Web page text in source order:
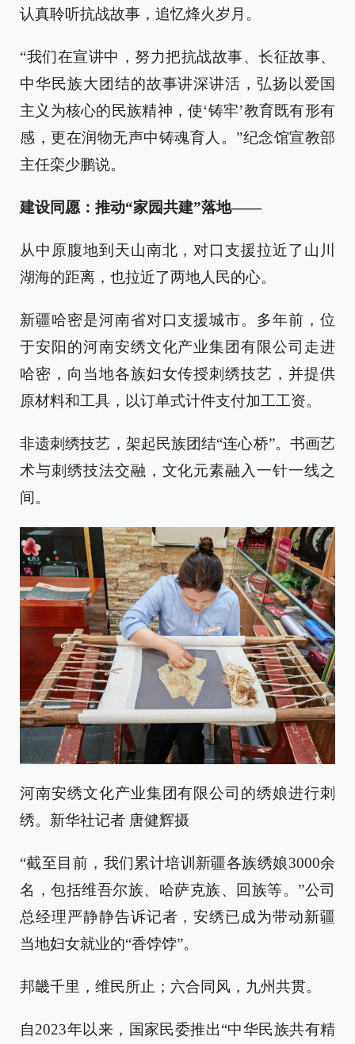
认真聆听抗战故事，追忆烽火岁月。
“我们在宣讲中，努力把抗战故事、长征故事、
中华民族大团结的故事讲深讲活，弘扬以爱国
主义为核心的民族精神，使‘铸牢’教育既有形有
感，更在润物无声中铸魂育人。”纪念馆宣教部
主任栾少鹏说。
建设同愿：推动“家园共建”落地——
从中原腹地到天山南北，对口支援拉近了山川
湖海的距离，也拉近了两地人民的心。
新疆哈密是河南省对口支援城市。多年前，位
于安阳的河南安绣文化产业集团有限公司走进
哈密，向当地各族妇女传授刺绣技艺，并提供
原材料和工具，以订单式计件支付加工工资。
非遗刺绣技艺，架起民族团结“连心桥”。书画艺
术与刺绣技法交融，文化元素融入一针一线之
间。
河南安绣文化产业集团有限公司的绣娘进行刺
绣。新华社记者 唐健辉摄
“截至目前，我们累计培训新疆各族绣娘3000余
名，包括维吾尔族、哈萨克族、回族等。”公司
总经理严静静告诉记者，安绣已成为带动新疆
当地妇女就业的“香饽饽”。
邦畿千里，维民所止；六合同风，九州共贯。
自2023年以来，国家民委推出“中华民族共有精